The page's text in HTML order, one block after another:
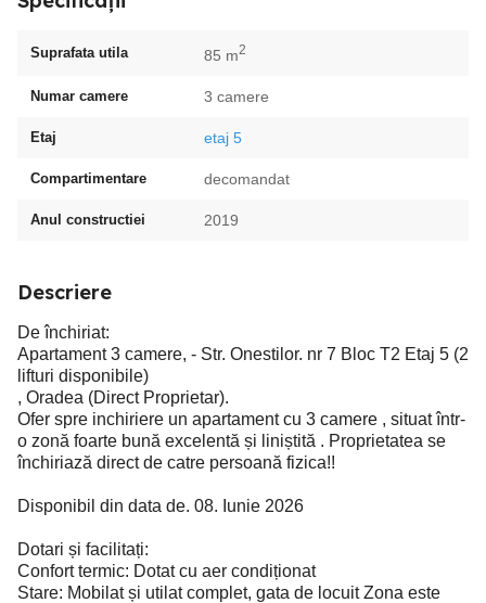
Suprafata utila 85 m2
Numar camere 3 camere
Etaj etaj 5
Compartimentare decomandat
Anul constructiei 2019
Descriere
De închiriat:
Apartament 3 camere, - Str. Onestilor. nr 7 Bloc T2 Etaj 5 (2
lifturi disponibile)
, Oradea (Direct Proprietar).
Ofer spre inchiriere un apartament cu 3 camere , situat într-
o zonă foarte bună excelentă și liniștită . Proprietatea se
închiriază direct de catre persoană fizica!!
Disponibil din data de. 08. Iunie 2026
Dotari și facilitați:
Confort termic: Dotat cu aer condiționat
Stare: Mobilat și utilat complet, gata de locuit Zona este